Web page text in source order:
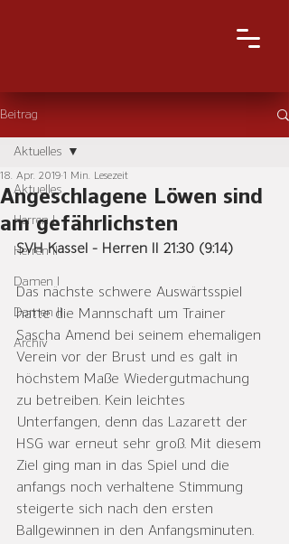
Beitrag
Aktuelles
Herren I
Herren II
Damen I
Damen II
Archiv
Aktuelles
Angeschlagene Löwen sind
am gefährlichsten
18. Apr. 2019 1 Min. Lesezeit
SVH Kassel - Herren II 21:30 (9:14)
Das nächste schwere Auswärtsspiel
hatte die Mannschaft um Trainer
Sascha Amend bei seinem ehemaligen
Verein vor der Brust und es galt in
höchstem Maße Wiedergutmachung
zu betreiben. Kein leichtes
Unterfangen, denn das Lazarett der
HSG war erneut sehr groß. Mit diesem
Ziel ging man in das Spiel und die
anfangs noch verhaltene Stimmung
steigerte sich nach den ersten
Ballgewinnen in den Anfangsminuten.